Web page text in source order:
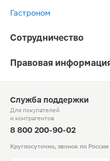
Гастроном
Сотрудничество
Правовая
Служба поддержки
Для покупателей
и контрагентов
8 800 200-90-02
Круглосуточно, звонок по